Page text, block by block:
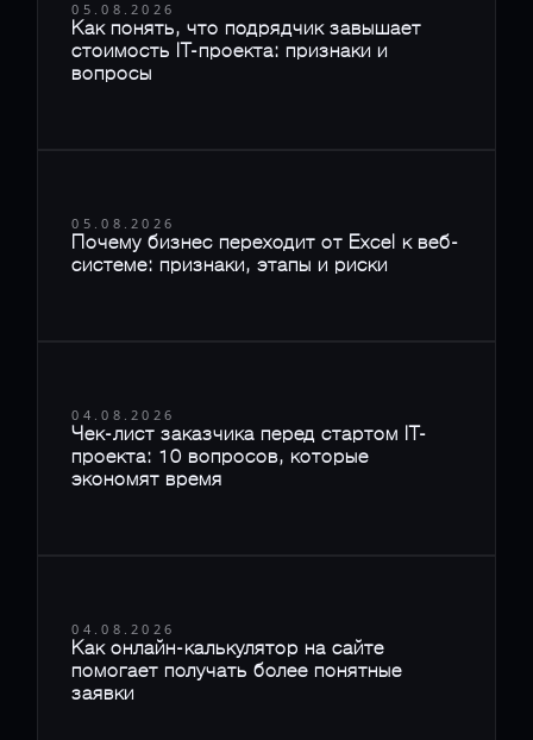
05.08.2026
Как понять, что подрядчик завышает
стоимость IT-проекта: признаки и
вопросы
05.08.2026
Почему бизнес переходит от Excel к веб-
системе: признаки, этапы и риски
04.08.2026
Чек-лист заказчика перед стартом IT-
проекта: 10 вопросов, которые
экономят время
04.08.2026
Как онлайн-калькулятор на сайте
помогает получать более понятные
заявки